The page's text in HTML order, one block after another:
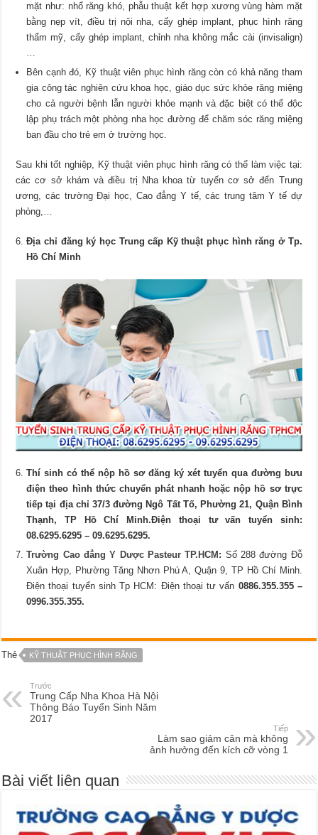
mặt như: nhổ răng khó, phẫu thuật kết hợp xương vùng hàm mặt
bằng nẹp vít, điều trị nội nha, cấy ghép implant, phục hình răng
thẩm mỹ, cấy ghép implant, chỉnh nha không mắc cài (invisalign)
…
Bên cạnh đó, Kỹ thuật viên phục hình răng còn có khả năng tham
gia công tác nghiên cứu khoa học, giáo dục sức khỏe răng miệng
cho cả người bệnh lẫn người khỏe mạnh và đặc biệt có thể độc
lập phụ trách một phòng nha học đường để chăm sóc răng miệng
ban đầu cho trẻ em ở trường học.
Sau khi tốt nghiệp, Kỹ thuật viên phục hình răng có thể làm việc tại:
các cơ sở khám và điều trị Nha khoa từ tuyến cơ sở đến Trung
ương, các trường Đại học, Cao đẳng Y tế, các trung tâm Y tế dự
phòng,…
Địa chỉ đăng ký học Trung cấp Kỹ thuật phục hình răng ở Tp.
Hồ Chí Minh
Thí sinh có thể nộp hồ sơ đăng ký xét tuyển qua đường bưu
điện theo hình thức chuyển phát nhanh hoặc nộp hồ sơ trực
tiếp tại địa chỉ 37/3 đường Ngô Tất Tố, Phường 21, Quận Bình
Thạnh, TP Hồ Chí Minh.Điện thoại tư vấn tuyển sinh:
08.6295.6295 – 09.6295.6295.
Trường Cao đẳng Y Dược Pasteur TP.HCM : Số 288 đường Đỗ
Xuân Hợp, Phường Tăng Nhơn Phú A, Quận 9, TP Hồ Chí Minh.
Điện thoại tuyển sinh Tp HCM: Điện thoại tư vấn 0886.355.355 –
0996.355.355.
Thẻ KỸ THUẬT PHỤC HÌNH RĂNG
Trước
Trung Cấp Nha Khoa Hà Nội
Thông Báo Tuyển Sinh Năm
2017
Tiếp
Làm sao giảm cân mà không
ảnh hưởng đến kích cỡ vòng 1
Bài viết liên quan